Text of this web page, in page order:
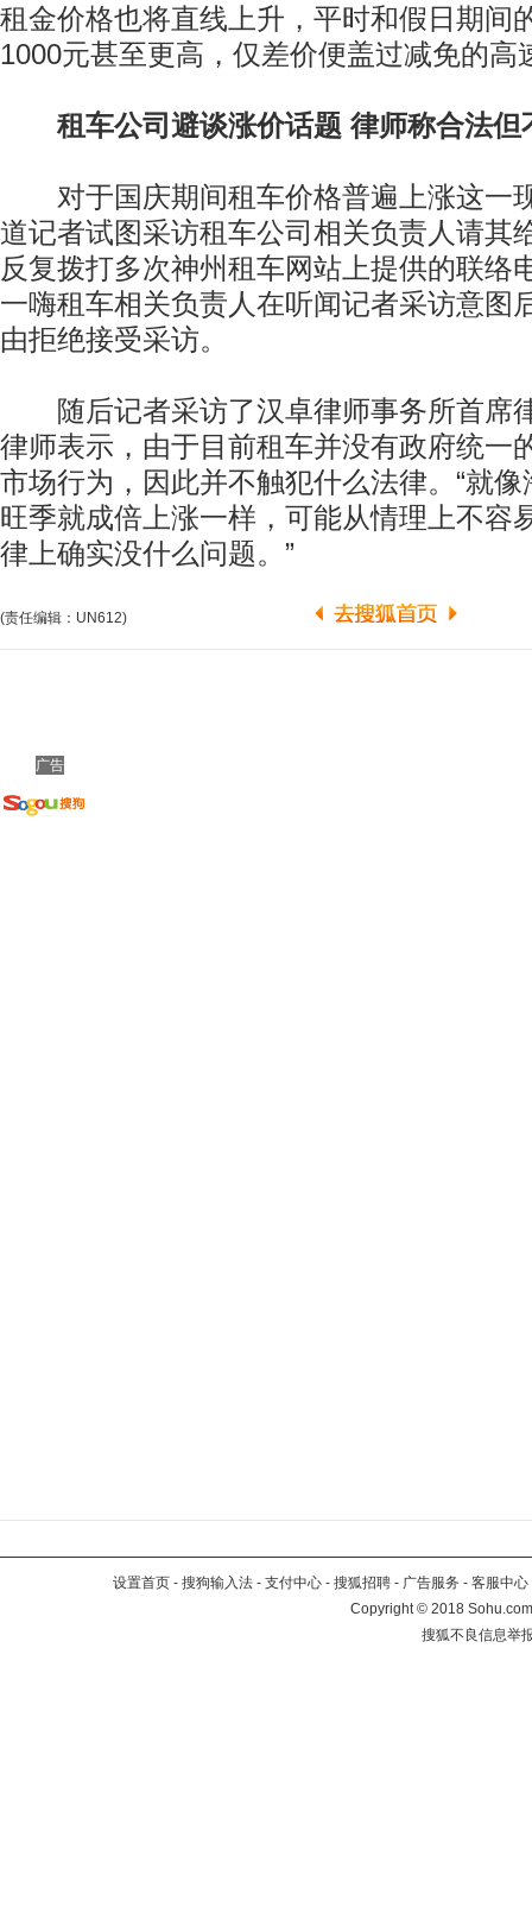
租金价格也将直线上升，平时和假日期间
1000元甚至更高，仅差价便盖过减免的高
租车公司避谈涨价话题 律师称合法但
对于国庆期间租车价格普遍上涨这一
道记者试图采访租车公司相关负责人请其
反复拨打多次神州租车网站上提供的联络
一嗨租车相关负责人在听闻记者采访意图
由拒绝接受采访。
随后记者采访了汉卓律师事务所首席
律师表示，由于目前租车并没有政府统一
市场行为，因此并不触犯什么法律。“就
旺季就成倍上涨一样，可能从情理上不容
律上确实没什么问题。”
(责任编辑：UN612)
广告
设置首页 - 搜狗输入法 - 支付中心 - 搜狐招聘 - 广告服务 - 客服中心
Copyright©2018
搜狐不良信息举